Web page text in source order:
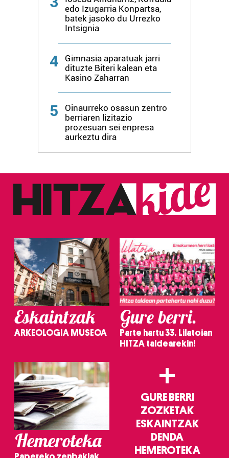
edo Izugarria Konpartsa,
batek jasoko du Urrezko
Intsignia
4
Gimnasia aparatuak jarri
dituzte Biteri kalean eta
Kasino Zaharran
5
Oinaurreko osasun zentro
berriaren lizitazio
prozesuan sei enpresa
aurkeztu dira
Eskaintzak
ARKEOLOGIA MUSEOA
Gure berri.
Parte hartu 33. Lilatoian
HITZA taldearekin!
Hemeroteka
+
GURE BERRI
ZOZKETAK
ESKAINTZAK
DENDA
HEMEROTEKA